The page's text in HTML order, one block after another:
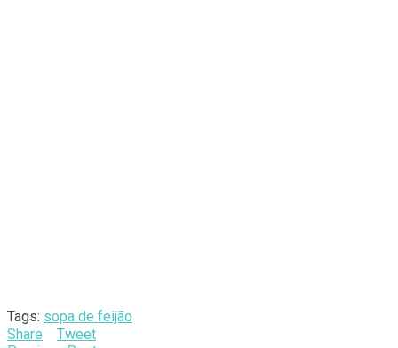
Tags: sopa de feijão
Share
Tweet